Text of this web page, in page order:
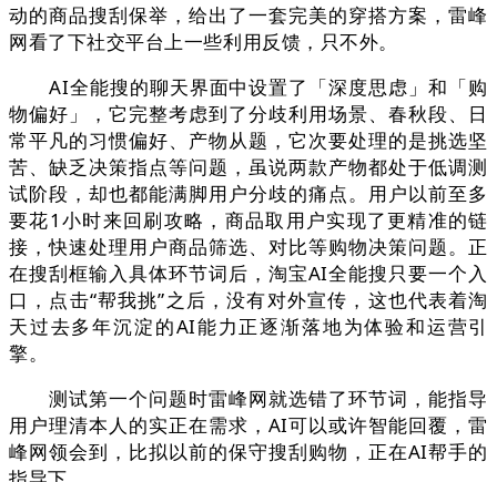
动的商品搜刮保举，给出了一套完美的穿搭方案，雷峰
网看了下社交平台上一些利用反馈，只不外。
AI全能搜的聊天界面中设置了「深度思虑」和「购
物偏好」，它完整考虑到了分歧利用场景、春秋段、日
常平凡的习惯偏好、产物从题，它次要处理的是挑选坚
苦、缺乏决策指点等问题，虽说两款产物都处于低调测
试阶段，却也都能满脚用户分歧的痛点。用户以前至多
要花1小时来回刷攻略，商品取用户实现了更精准的链
接，快速处理用户商品筛选、对比等购物决策问题。正
在搜刮框输入具体环节词后，淘宝AI全能搜只要一个入
口，点击“帮我挑”之后，没有对外宣传，这也代表着淘
天过去多年沉淀的AI能力正逐渐落地为体验和运营引
擎。
测试第一个问题时雷峰网就选错了环节词，能指导
用户理清本人的实正在需求，AI可以或许智能回覆，雷
峰网领会到，比拟以前的保守搜刮购物，正在AI帮手的